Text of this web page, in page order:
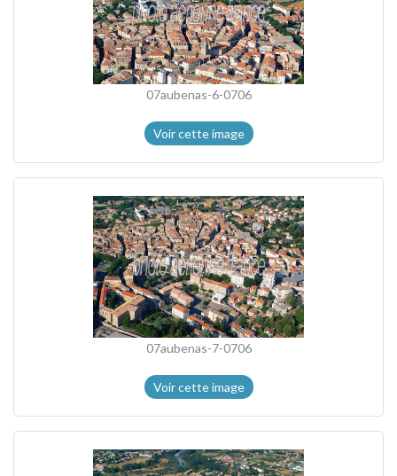
07aubenas-6-0706
Voir cette image
07aubenas-7-0706
Voir cette image